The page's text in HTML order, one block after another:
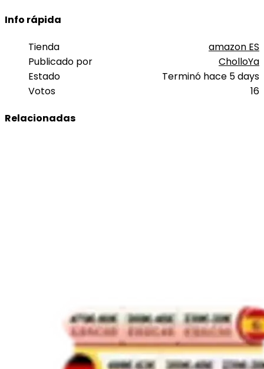
Info rápida
Tienda
amazon ES
Publicado por
CholloYa
Estado
Terminó hace 5 days
Votos
16
Relacionadas